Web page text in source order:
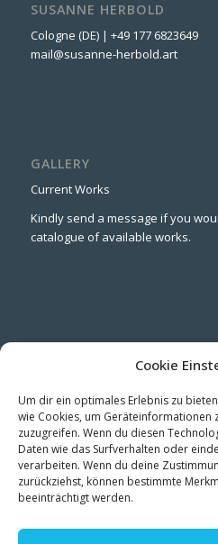
Cookie
Um dir ein optimales Erlebnis zu
wie Cookies, um
zuzugreifen. Wenn du diesen
Daten wie das Surfverhalten oder
verarbeiten. Wenn du deine
zurückziehst, können bestimmte
beeinträchtigt werden.
SUSANNE HERBOLD
Cologne (DE) | +49 177 6823649
mail@susanne-herbold.art
GALLERY
Current Works
Kindly send a message if you
catalogue of available works.
CONNECT
Instagram
STUDIO NEWS
Be the first to see new works,